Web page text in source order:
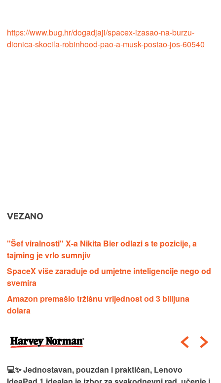
https://www.bug.hr/dogadjaji/spacex-izasao-na-burzu-
dionica-skocila-robinhood-pao-a-musk-postao-jos-60540
VEZANO
"Šef viralnosti" X-a Nikita Bier odlazi s te pozicije, a
tajming je vrlo sumnjiv
SpaceX više zarađuje od umjetne inteligencije nego od
svemira
Amazon premašio tržišnu vrijednost od 3 bilijuna
dolara
💻✨ Jednostavan, pouzdan i praktičan, Lenovo